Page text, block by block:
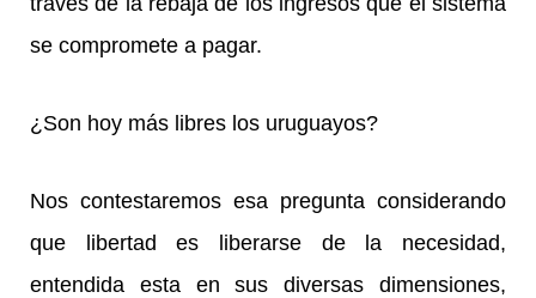
se compromete a pagar.
¿Son hoy más libres los uruguayos?
Nos contestaremos esa pregunta considerando
que libertad es liberarse de la necesidad,
entendida esta en sus diversas dimensiones,